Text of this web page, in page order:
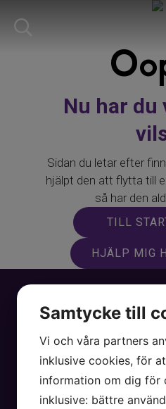
Nu har du
Sidan du letar efter
hjälpt den att flytta till
så har den
TILL
HJÄLP MIG
Samtycke till
Vi och våra partners
inklusive cookies, för
information om dig för
inklusive: bättre